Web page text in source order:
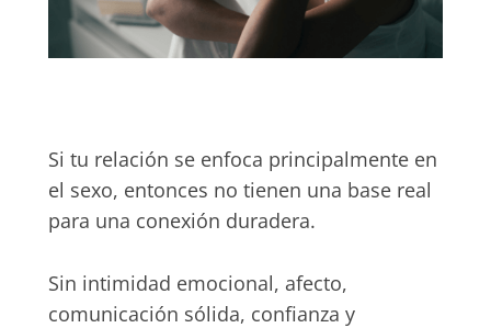
Si tu relación se enfoca principalmente en
el sexo, entonces no tienen una base real
para una conexión duradera.
Sin intimidad emocional, afecto,
comunicación sólida, confianza y